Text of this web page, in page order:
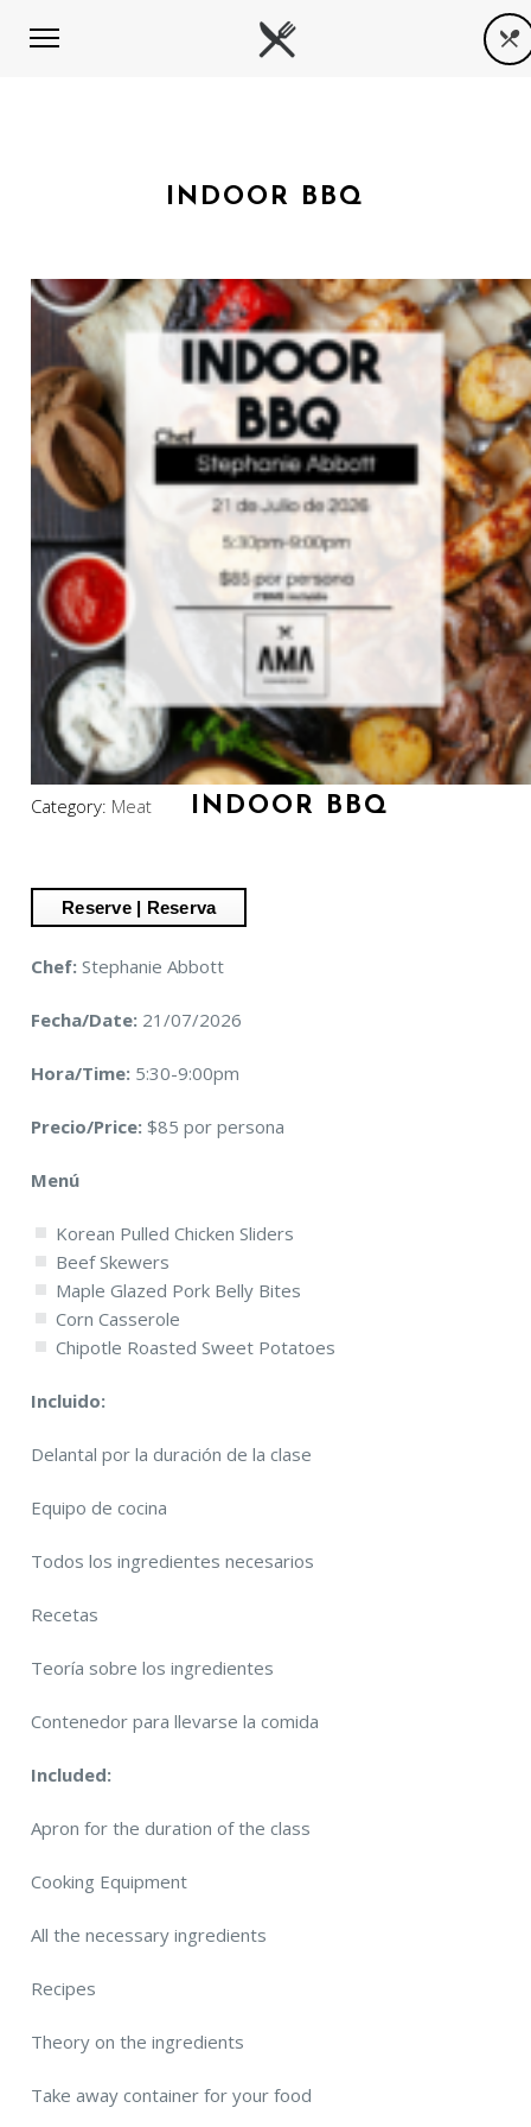
INDOOR BBQ
Category: Meat INDOOR BBQ
Chef: Stephanie Abbott
Fecha/Date: 21/07/2026
Hora/Time: 5:30-9:00pm
Precio/Price: $85 por persona
Menú
Korean Pulled Chicken Sliders
Beef Skewers
Maple Glazed Pork Belly Bites
Corn Casserole
Chipotle Roasted Sweet Potatoes
Incluido:
Delantal por la duración de la clase
Equipo de cocina
Todos los ingredientes necesarios
Recetas
Teoría sobre los ingredientes
Contenedor para llevarse la comida
Included:
Apron for the duration of the class
Cooking Equipment
All the necessary ingredients
Recipes
Theory on the ingredients
Take away container for your food